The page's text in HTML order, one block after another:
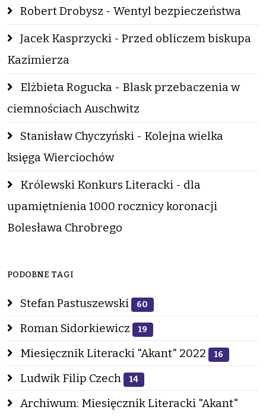
Robert Drobysz - Wentyl bezpieczeństwa
Jacek Kasprzycki - Przed obliczem biskupa
Kazimierza
Elżbieta Rogucka - Blask przebaczenia w
ciemnościach Auschwitz
Stanisław Chyczyński - Kolejna wielka
księga Wierciochów
Królewski Konkurs Literacki - dla
upamiętnienia 1000 rocznicy koronacji
Bolesława Chrobrego
PODOBNE TAGI
Stefan Pastuszewski 60
Roman Sidorkiewicz 19
Miesięcznik Literacki "Akant" 2022 16
Ludwik Filip Czech 14
Archiwum: Miesięcznik Literacki "Akant"